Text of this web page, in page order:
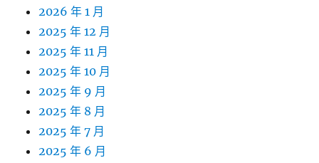
2026 年 1 月
2025 年 12 月
2025 年 11 月
2025 年 10 月
2025 年 9 月
2025 年 8 月
2025 年 7 月
2025 年 6 月